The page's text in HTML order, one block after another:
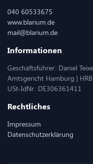
040 60533675
www.blarium.de
mail@blarium.de
Informationen
Geschäftsführer: Daniel
Amtsgericht Hamburg |
USt-IdNr: DE306361411
Rechtliches
Impressum
Datenschutzerklärung